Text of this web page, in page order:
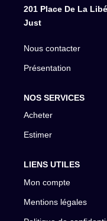
201 Place De La
Just
Nous contacter
Présentation
NOS SERVICES
Acheter
Estimer
LIENS UTILES
Mon compte
Mentions légales